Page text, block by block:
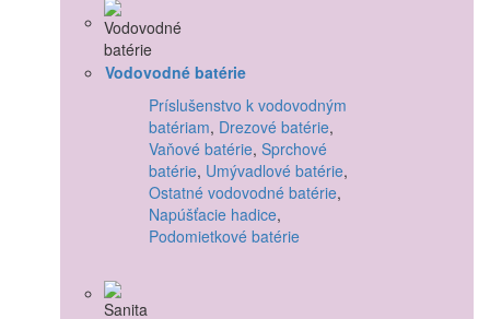
Vodovodné batérie
Príslušenstvo k vodovodným
batériam, Drezové batérie,
Vaňové batérie, Sprchové
batérie, Umývadlové batérie,
Ostatné vodovodné batérie,
Napúšťacie hadice,
Podomietkové batérie